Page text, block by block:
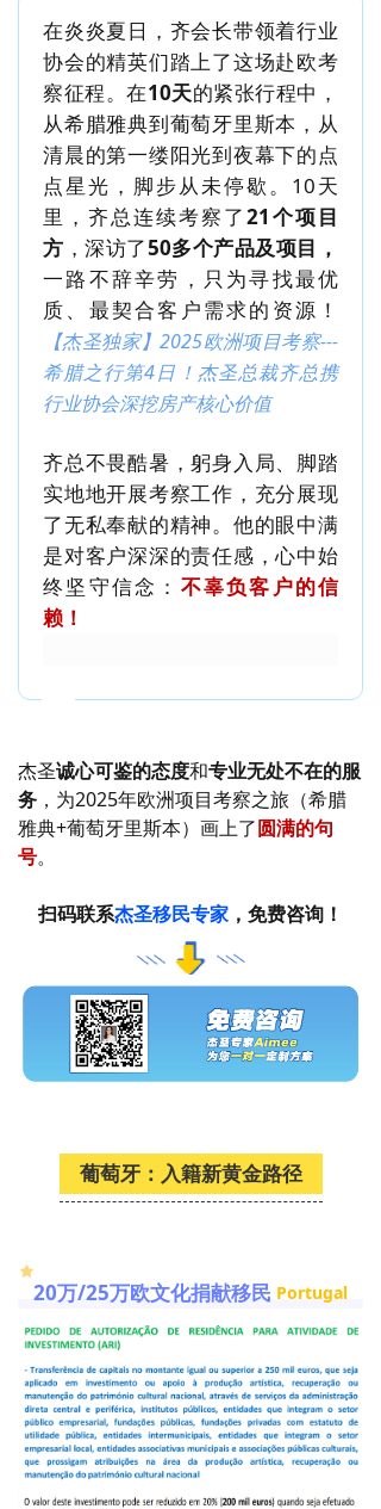
在炎炎夏日，齐会长带领着行业
协会的精英们踏上了这场赴欧考
察征程。在10天的紧张行程中，
从希腊雅典到葡萄牙里斯本 ，从
清晨的第一缕阳光到夜幕下的点
点星光，脚步从未停歇。10天
里，齐总连续考察了21个项目
方 ，深访了50多个产品及项目，
一路不辞辛劳，只为寻找最优
质、最契合客户需求的资源！
【杰圣独家】2025欧洲项目考察---
希腊之行第4日！杰圣总裁齐总携
行业协会深挖房产核心价值
齐总不畏酷暑，躬身入局、脚踏
实地地开展考察工作，充分展现
了无私奉献的精神。他的眼中满
是对客户深深的责任感，心中始
终坚守信念： 不辜负客户的信
赖！
杰圣诚心可鉴的态度和专业无处不在的服
务 ，为2025年欧洲项目考察之旅（希腊
雅典+葡萄牙里斯本）画上了圆满的句
号。
扫码联系杰圣移民专家 ，免费咨询！
葡萄牙：入籍新黄金路径
20万/25万欧文化捐献移民 Portugal